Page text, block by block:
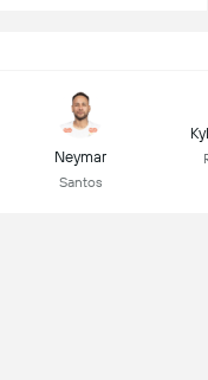
Neymar
Santos